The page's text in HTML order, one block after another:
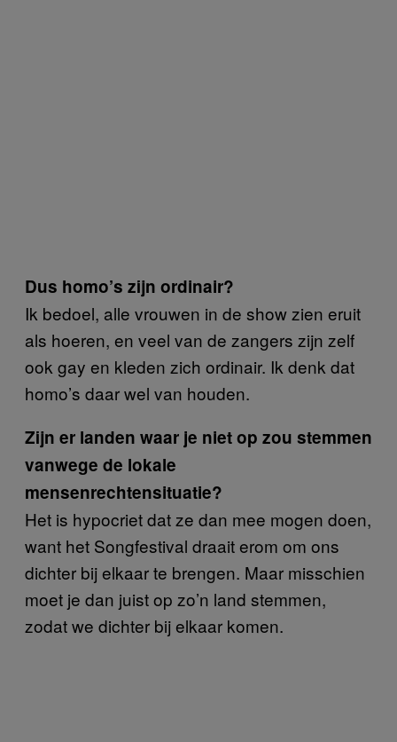
Dus homo’s zijn ordinair?
Ik bedoel, alle vrouwen in de show zien eruit
als hoeren, en veel van de zangers zijn zelf
ook gay en kleden zich ordinair. Ik denk dat
homo’s daar wel van houden.
Zijn er landen waar je niet op zou stemmen
vanwege de lokale
mensenrechtensituatie?
Het is hypocriet dat ze dan mee mogen doen,
want het Songfestival draait erom om ons
dichter bij elkaar te brengen. Maar misschien
moet je dan juist op zo’n land stemmen,
zodat we dichter bij elkaar komen.